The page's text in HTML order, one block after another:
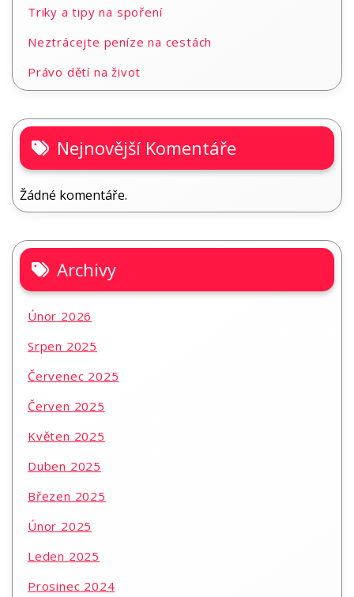
Triky a tipy na spoření
Neztrácejte peníze na cestách
Právo dětí na život
Nejnovější Komentáře
Žádné komentáře.
Archivy
Únor 2026
Srpen 2025
Červenec 2025
Červen 2025
Květen 2025
Duben 2025
Březen 2025
Únor 2025
Leden 2025
Prosinec 2024